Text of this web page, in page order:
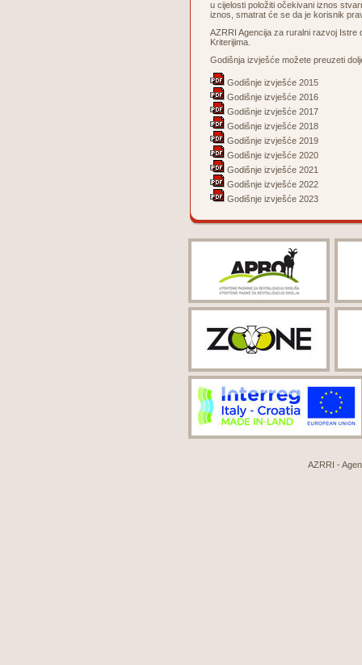
u cijelosti položiti očekivani iznos
iznos, smatrat će se da je korisnik
AZRRI Agencija za ruralni razvoj Istre
Kriterijima.
Godišnja izvješće možete preuzeti
Godišnje izvješće 2015
Godišnje izvješće 2016
Godišnje izvješće 2017
Godišnje izvješće 2018
Godišnje izvješće 2019
Godišnje izvješće 2020
Godišnje izvješće 2021
Godišnje izvješće 2022
Godišnje izvješće 2023
AZRRI -